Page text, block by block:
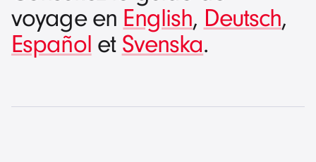
voyage en English, Deutsch,
Español et Svenska.